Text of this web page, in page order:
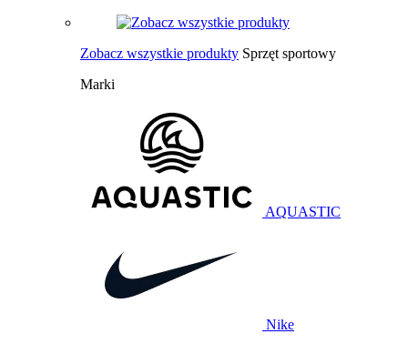
Zobacz wszystkie produkty Sprzęt sportowy
Marki
AQUASTIC
Nike